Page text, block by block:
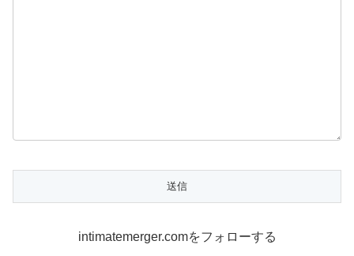
intimatemerger.comをフォローする